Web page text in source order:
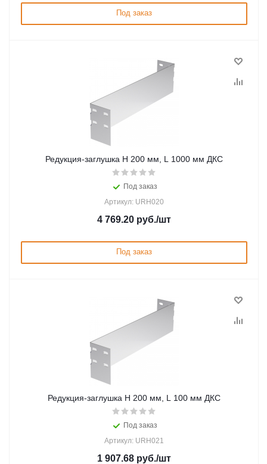
Под заказ
Редукция-заглушка H 200 мм, L 1000 мм ДКС
Под заказ
Артикул: URH020
4 769.20 руб./шт
Под заказ
Редукция-заглушка H 200 мм, L 100 мм ДКС
Под заказ
Артикул: URH021
1 907.68 руб./шт